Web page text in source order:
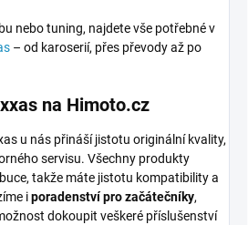
nebo tuning, najdete vše potřebné v
– od karoserií, přes převody až po
na Himoto.cz
u nás přináší jistotu originální kvality,
servisu. Všechny produkty
takže máte jistotu kompatibility a
iporadenství pro začátečníky,
dokoupit veškeré příslušenství